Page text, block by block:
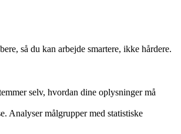
så du kan arbejde smartere, ikke hårdere.
selv, hvordan dine oplysninger må
Analyser målgrupper med statistiske